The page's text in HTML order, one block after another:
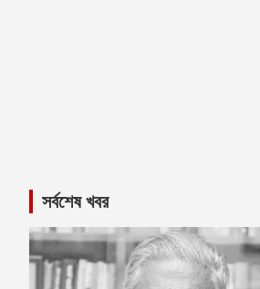
সর্বশেষ খবর